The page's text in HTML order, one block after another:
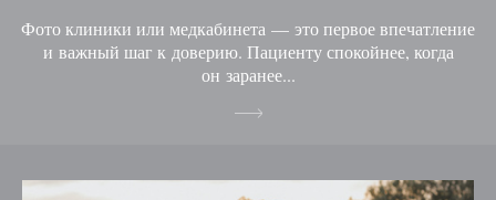
Фото клиники или медкабинета — это первое впечатление
и важный шаг к доверию. Пациенту спокойнее, когда
он заранее...